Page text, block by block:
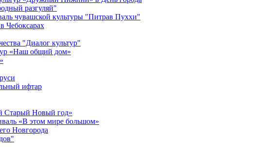
разгуляй"
чувашской культуры "Питрав Пуххи"
Чебоксарах
"Диалог культур"
«Наш общий дом»
ифтар
Старый Новый год»
«В этом мире большом»
Новгорода